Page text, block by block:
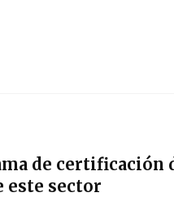
de certificación
este sector